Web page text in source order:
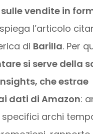
vendite in
l’articolo
di Barilla. Per
si serve della
che estrae
dati di Amazon:
archi